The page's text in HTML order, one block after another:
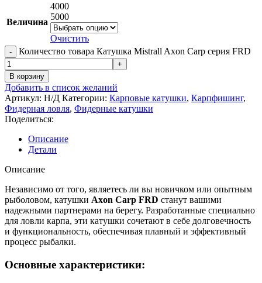
Величина
4000
5000
Очистить
Количество товара Катушка Mistrall Axon Carp серия FRD
В корзину
Добавить в список желаний
Артикул: Н/Д Категории: Карповые катушки, Карпфишинг,
Фидерная ловля, Фидерные катушки
Поделиться:
Описание
Детали
Описание
Независимо от того, являетесь ли вы новичком или опытным
рыболовом, катушки Axon Carp FRD станут вашими
надежными партнерами на берегу. Разработанные специально
для ловли карпа, эти катушки сочетают в себе долговечность
и функциональность, обеспечивая плавный и эффективный
процесс рыбалки.
Основные характеристики: